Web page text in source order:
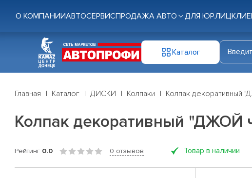
О КОМПАНИИАВТОСЕРВИСПРОДАЖА АВТО ДЛЯ ЮР.ЛИЦ
Каталог
Главная Каталог ДИСКИ Колпаки Колпак декоративный
Колпак декоративный "ДЖОЙ
Рейтинг 0.0 0 отзывов Товар в наличии